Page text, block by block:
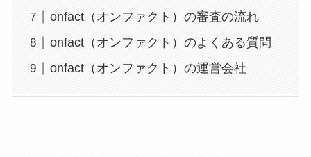
onfact（オンファクト）の審査の流れ
onfact（オンファクト）のよくある質問
onfact（オンファクト）の運営会社